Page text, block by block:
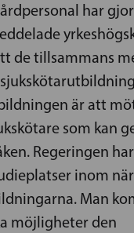
har
de tillsammans
är att
som kan
Regeringen
inom
Man
möjligheter den